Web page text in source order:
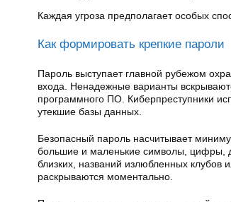
Каждая угроза предполагает особых
Как формировать крепкие пароли
Пароль выступает главной рубежом
входа. Ненадежные варианты
программного ПО. Киберпреступники
утекшие базы данных.
Безопасный пароль насчитывает
большие и маленькие символы, цифры,
близких, названий излюбленных
раскрываются моментально.